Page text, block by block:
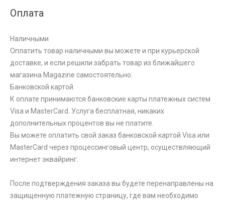
Оплата
Наличными
Оплатить товар наличными вы можете и при курьерской
доставке, и если решили забрать товар из ближайшего
магазина Magazine самоcтоятельно.
Банковской картой
К оплате принимаются банковские карты платежных систем
Visa и MasterCard. Услуга бесплатная, никаких
дополнительных процентов вы не платите.
Вы можете оплатить свой заказ банковской картой Visa или
MasterCard через процессинговый центр, осуществляющий
интернет эквайринг.
После подтверждения заказа вы будете перенаправлены на
защищенную платежную страницу, где вам необходимо